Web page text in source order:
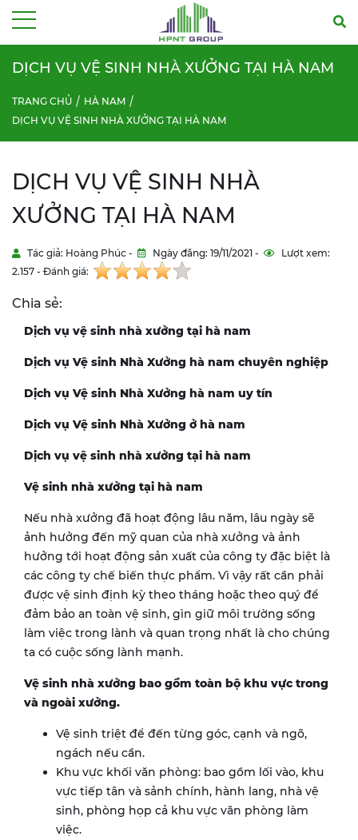
DỊCH VỤ VỆ SINH NHÀ XƯỞNG TẠI HÀ NAM
TRANG CHỦ
HÀ NAM
DỊCH VỤ VỆ SINH NHÀ XƯỞNG TẠI HÀ NAM
DỊCH VỤ VỆ SINH NHÀ
XƯỞNG TẠI HÀ NAM
Tác giả: Hoàng Phúc - Ngày đăng: 19/11/2021 -
Lượt xem:
2.157 - Đánh giá:
Chia sẻ:
Dịch vụ vệ sinh nhà xưởng tại hà nam
Dịch vụ Vệ sinh Nhà Xưởng hà nam chuyên nghiệp
Dịch vụ Vệ sinh Nhà Xưởng hà nam uy tín
Dịch vụ Vệ sinh Nhà Xưởng ở hà nam
Dịch vụ vệ sinh nhà xưởng tại hà nam
Vệ sinh nhà xưởng tại hà nam
Nếu nhà xưởng đã hoạt động lâu năm, lâu ngày sẽ
ảnh hưởng đến mỹ quan của nhà xưởng và ảnh
hưởng tới hoạt động sản xuất của công ty đặc biệt là
các công ty chế biến thực phẩm. Vì vậy rất cần phải
được vệ sinh định kỳ theo tháng hoặc theo quý để
đảm bảo an toàn vệ sinh, gìn giữ môi trường sống
làm việc trong lành và quan trọng nhất là cho chúng
ta có cuộc sống lành mạnh.
Vệ sinh nhà xưởng bao gồm toàn bộ khu vực trong
và ngoài xưởng.
Vệ sinh triệt để đến từng góc, cạnh và ngõ,
ngách nếu cần.
Khu vực khối văn phòng: bao gồm lối vào, khu
vực tiếp tân và sảnh chính, hành lang, nhà vệ
sinh, phòng họp cả khu vực văn phòng làm
việc.